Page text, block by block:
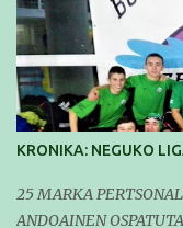
KRONIKA: NEGUKO
25 MARKA
ANDOAINEN